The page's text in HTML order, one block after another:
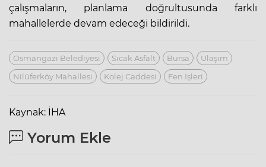
çalışmaların, planlama doğrultusunda farklı
mahallelerde devam edeceği bildirildi.
Osmangazi Belediyesi Sıcak Asfalt Bursa
Ulaşım
Nilüferköy Mahallesi
Kolej Caddesi Fen İşleri
Kaynak: İHA
Yorum Ekle